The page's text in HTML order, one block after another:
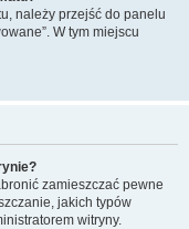
należy przejść do panelu
W tym miejscu
zamieszczać pewne
jakich typów
witryny.